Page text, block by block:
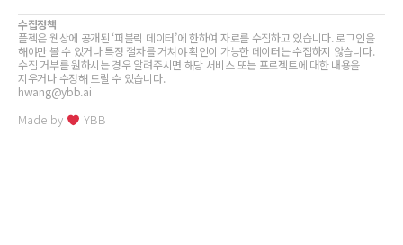
수집정책
플젝은 웹상에 공개된 ‘퍼블릭 데이터’에 한하여 자료를 수집하고 있습니다. 로그인을
해야만 볼 수 있거나 특정 절차를 거쳐야 확인이 가능한 데이터는 수집하지 않습니다.
수집 거부를 원하시는 경우 알려주시면 해당 서비스 또는 프로젝트에 대한 내용을
지우거나 수정해 드릴 수 있습니다.
hwang@ybb.ai
Made by YBB